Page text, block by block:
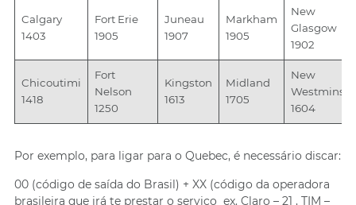
Calgary
1403
Fort Erie
1905
Juneau
1907
Markham
1905
New
Glasgow
1902
Chicoutimi
1418
Fort
Nelson
1250
Kingston
1613
Midland
1705
New
1604
Por exemplo, para ligar para o Quebec, é necessário discar:
00 (código de saída do Brasil) + XX (código da operadora
brasileira que irá te prestar o serviço ex. Claro – 21 , TIM –